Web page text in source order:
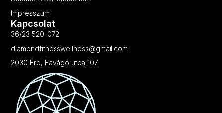
Impresszum
Kapcsolat
36/23 520-072
diamondfitnesswellness@gmail.com
2030 Érd, Favágó utca 107.